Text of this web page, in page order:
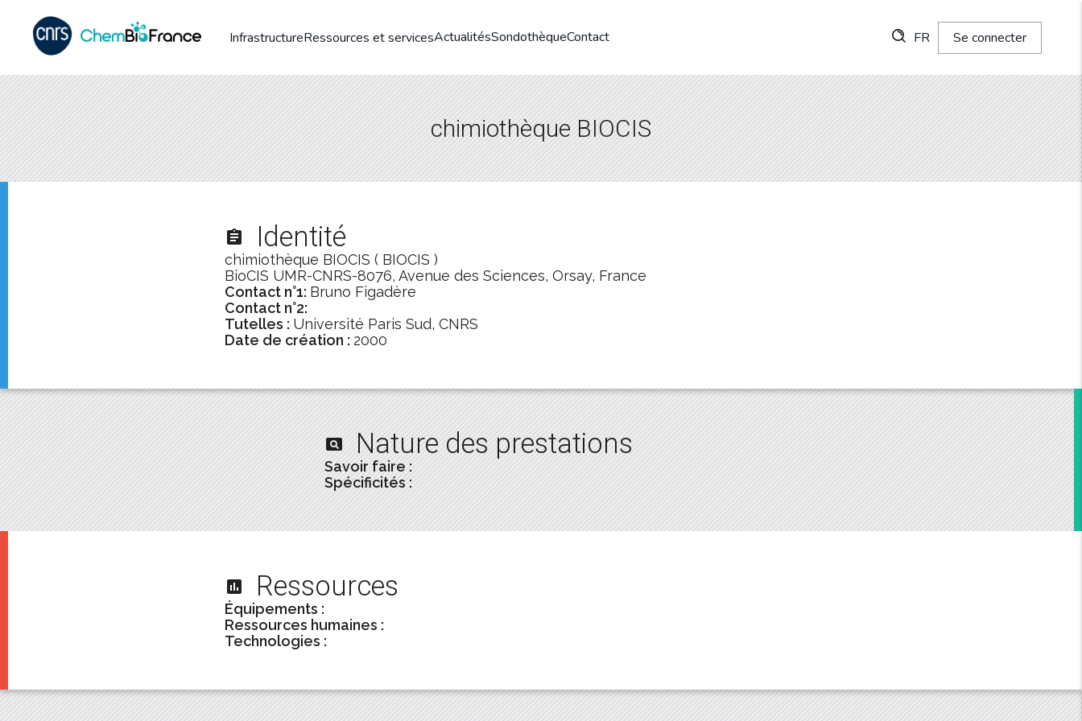
InfrastructureRessources et servicesActualitésSondothèqueContact FR Se connecter
chimiothèque BIOCIS
assignment Identité
chimiothèque BIOCIS ( BIOCIS )
BioCIS UMR-CNRS-8076, Avenue des Sciences, Orsay, France
Contact n°1: Bruno Figadère
Contact n°2:
Tutelles : Université Paris Sud, CNRS
Date de création : 2000
pageview Nature des prestations
Savoir faire :
Spécificités :
assessment Ressources
Équipements :
Ressources humaines :
Technologies :